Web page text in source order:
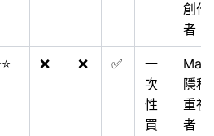
創作
者
❌ ❌ ✅
一
次
性
買
Mac
隱私
重視
者